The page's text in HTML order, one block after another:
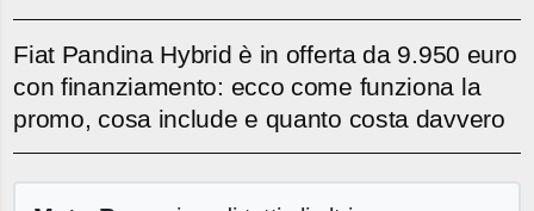
Fiat Pandina Hybrid è in offerta da 9.950 euro
con finanziamento: ecco come funziona la
promo, cosa include e quanto costa davvero